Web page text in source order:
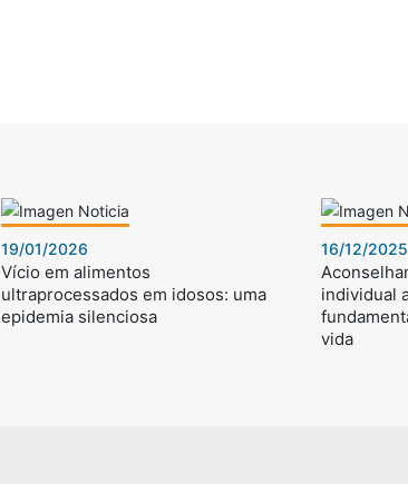
19/01/2026
Vício em alimentos
ultraprocessados em idosos: uma
epidemia silenciosa
16/12/2025
individual
vida